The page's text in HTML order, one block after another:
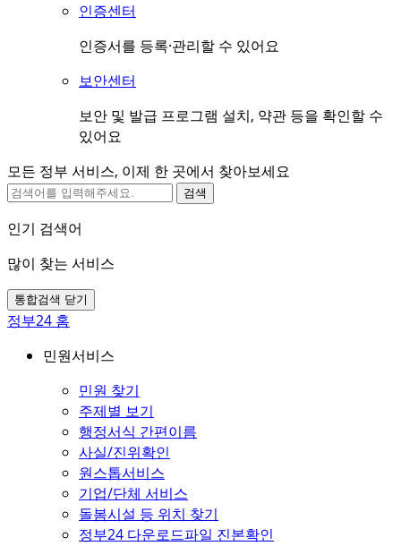
인증센터
인증서를 등록·관리할 수 있어요
보안센터
보안 및 발급 프로그램 설치, 약관 등을 확인할 수
있어요
모든 정부 서비스, 이제 한 곳에서 찾아보세요
검색
인기 검색어
많이 찾는 서비스
통합검색 닫기
정부24 홈
민원서비스
민원 찾기
주제별 보기
행정서식 간편이름
사실/진위확인
원스톱서비스
기업/단체 서비스
돌봄시설 등 위치 찾기
정부24 다운로드파일 진본확인